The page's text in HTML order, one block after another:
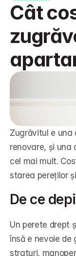
Cât
Zugrăvitul e una
renovare, și una
cel mai mult.
starea pereților
De ce
Un perete drept
însă e nevoie de
straturi,